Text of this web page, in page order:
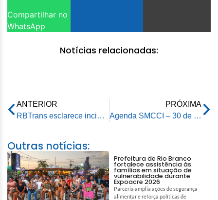
Compartilhar no
WhatsApp
Notícias relacionadas:
ANTERIOR
RBTrans esclarece incidente com ônibus no Terminal Urbano: “Não houve incêndio”
PRÓXIMA
Agenda SMCCI – 30 de outubro de 2025
Outras notícias:
Prefeitura de Rio Branco
fortalece assistência às
famílias em situação de
vulnerabilidade durante
Expoacre 2026
Parceria amplia ações de segurança
alimentar e reforça políticas de